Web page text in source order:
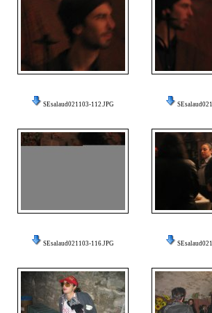
SEsalaud021103-112.JPG
SEsalaud021103-116.JPG